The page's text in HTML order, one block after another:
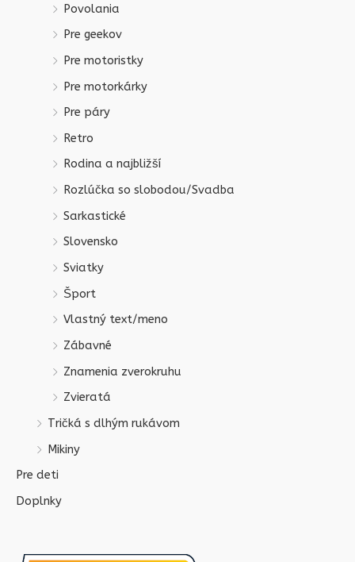
Povolania
Pre geekov
Pre motoristky
Pre motorkárky
Pre páry
Retro
Rodina a najbližší
Rozlúčka so slobodou/Svadba
Sarkastické
Slovensko
Sviatky
Šport
Vlastný text/meno
Zábavné
Znamenia zverokruhu
Zvieratá
Tričká s dlhým rukávom
Mikiny
Pre deti
Doplnky